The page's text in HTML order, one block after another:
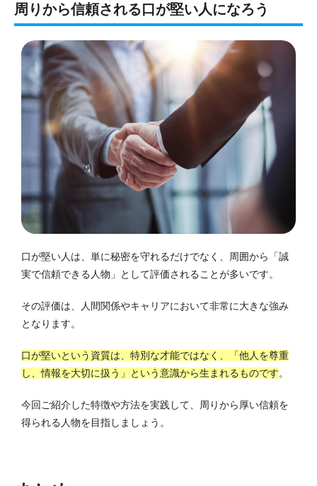
周りから信頼される口が堅い人になろう
口が堅い人は、単に秘密を守れるだけでなく、周囲から「誠
実で信頼できる人物」として評価されることが多いです。
その評価は、人間関係やキャリアにおいて非常に大きな強み
となります。
口が堅いという資質は、特別な才能ではなく、「他人を尊重
し、情報を大切に扱う」という意識から生まれるものです。
今回ご紹介した特徴や方法を実践して、周りから厚い信頼を
得られる人物を目指しましょう。